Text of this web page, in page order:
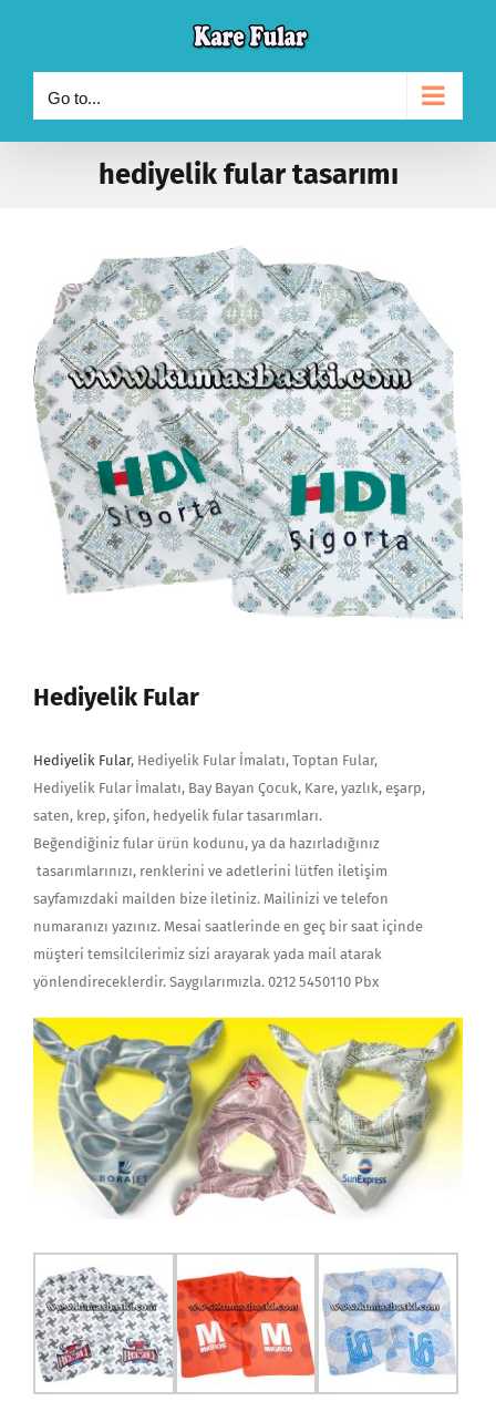
content
Go to...
hediyelik fular tasarımı
Hediyelik Fular
Hediyelik Fular, Hediyelik Fular İmalatı, Toptan Fular,
Hediyelik Fular İmalatı, Bay Bayan Çocuk, Kare, yazlık, eşarp,
saten, krep, şifon, hedyelik fular tasarımları.
Beğendiğiniz fular ürün kodunu, ya da hazırladığınız
tasarımlarınızı, renklerini ve adetlerini lütfen iletişim
sayfamızdaki mailden bize iletiniz. Mailinizi ve telefon
numaranızı yazınız. Mesai saatlerinde en geç bir saat içinde
müşteri temsilcilerimiz sizi arayarak yada mail atarak
yönlendireceklerdir. Saygılarımızla. 0212 5450110 Pbx